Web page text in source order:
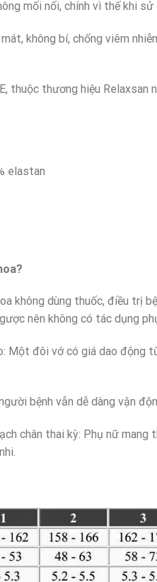
mối nối, chính vì thế khi
không bí, chống viêm
thuộc thương hiệu Relaxsan
elastan
không dùng thuốc, điều trị
nên không có tác dụng
Một đôi vớ có giá dao
bệnh vẫn dễ dàng vận
chân thai kỳ: Phụ nữ